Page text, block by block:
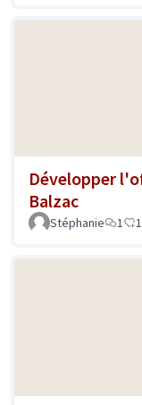
Développer
Balzac
Stéphanie 1 1